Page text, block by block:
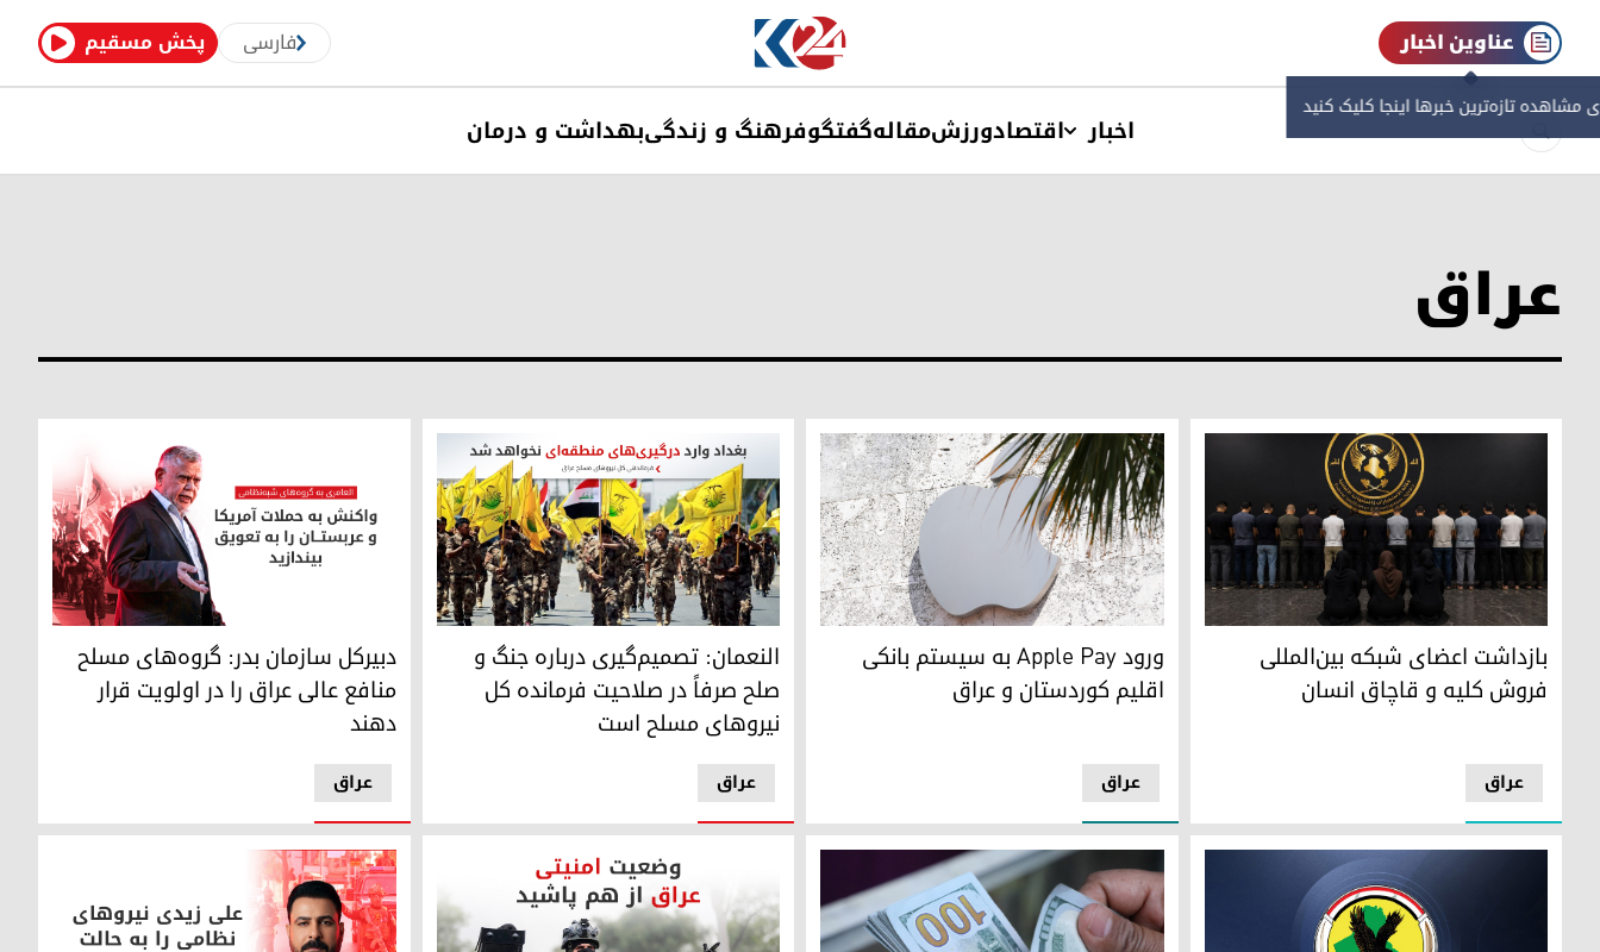
پخش مسقیم فارسی عناوین اخبار
مشاهده‌ تازه‌ترین خبرها اینجا کلیک کنید
اخبار اقتصادورزشمقالهگفتگوفرهنگ و زندگیبهداشت و درمان
عراق
بازداشت اعضای شبکه بین‌المللی فروش کلیه و قاچاق انسان
عراق
بازداشت اعضای شبکه بین‌المللی
فروش کلیه و قاچاق انسان
ورود Apple Pay به سیستم بانکی اقلیم کوردستان و عراق
عراق
ورود Apple Pay به سیستم بانکی
اقلیم کوردستان و عراق
النعمان: تصمیم‌گیری درباره جنگ و صلح صرفاً در صلاحیت فرمانده کل نیروهای مسلح است
عراق
النعمان: تصمیم‌گیری درباره جنگ و
صلح صرفاً در صلاحیت فرمانده کل
نیروهای مسلح است
دبیرکل سازمان بدر: گروه‌های مسلح منافع عالی
عراق
دبیرکل سازمان بدر: گروه‌های مسلح
منافع عالی عراق را در اولویت قرار
دهند